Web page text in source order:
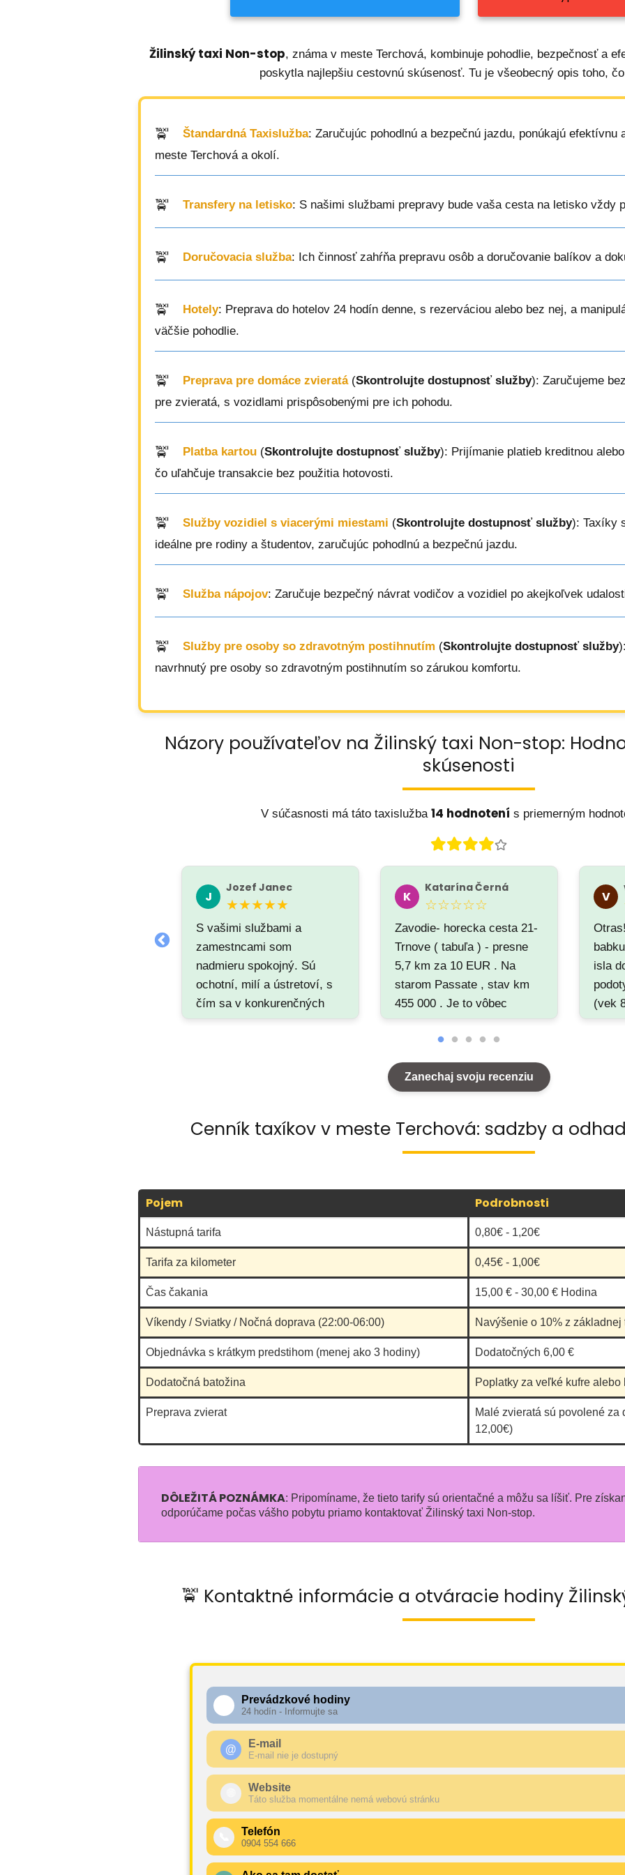
Žilinský taxi Non-stop, známa v meste Terchová, kombinuje pohodlie, bezpečnosť a
poskytla najlepšiu cestovnú skúsenosť. Tu je všeobecný opis toho,
Štandardná Taxislužba: Zaručujúc pohodlnú a bezpečnú jazdu, ponúkajú efektívnu
meste Terchová a okolí.
Transfery na letisko: S našimi službami prepravy bude vaša cesta na letisko vždy
Doručovacia služba: Ich činnosť zahŕňa prepravu osôb a doručovanie balíkov a
Hotely: Preprava do hotelov 24 hodín denne, s rezerváciou alebo bez nej, a
väčšie pohodlie.
Preprava pre domáce zvieratá(Skontrolujte dostupnosť služby): Zaručujeme
pre zvieratá, s vozidlami prispôsobenými pre ich pohodu.
Platba kartou (Skontrolujte dostupnosť služby): Prijímanie platieb kreditnou
čo uľahčuje transakcie bez použitia hotovosti.
Služby vozidiel s viacerými miestami (Skontrolujte dostupnosť služby): Taxíky
ideálne pre rodiny a študentov, zaručujúc pohodlnú a bezpečnú jazdu.
Služba nápojov: Zaručuje bezpečný návrat vodičov a vozidiel po akejkoľvek
Služby pre osoby so zdravotným postihnutím (Skontrolujte dostupnosť služby
navrhnutý pre osoby so zdravotným postihnutím so zárukou komfortu.
Názory používateľov na Žilinský taxi Non-stop:
skúsenosti
V súčasnosti má táto taxislužba 14 hodnotení s priemerným
J
Jozef Janec
★★★★★
S vašimi službami a
zamestncami som
nadmieru spokojný. Sú
ochotní, milí a ústretoví, s
čím sa v konkurenčných
taxislužbach vôbec
K
Katarína Černá
☆☆☆☆☆
Zavodie- horecka cesta 21-
Trnove ( tabuľa ) - presne
5,7 km za 10 EUR . Na
starom Passate , stav km
455 000 . Je to vôbec
legálne ? Naozaj je to cena
taxislužby ??? A to sme
ešte poslušne čakali 3/4
hodinu ...
V
isla
(vek
sa
Zanechaj svoju recenziu
Cenník taxíkov v meste Terchová: sadzby a
Pojem Podrobnosti
Nástupná tarifa 0,80€ - 1,20€
Tarifa za kilometer 0,45€ - 1,00€
Čas čakania 15,00 € - 30,00 € Hodina
Víkendy / Sviatky / Nočná doprava (22:00-06:00) Navýšenie o 10% z základnej
Objednávka s krátkym predstihom (menej ako 3 hodiny) Dodatočných 6,00 €
Dodatočná batožina Poplatky za veľké kufre alebo
Preprava zvierat
Malé zvieratá sú povolené za
12,00€)
DÔLEŽITÁ POZNÁMKA: Pripomíname, že tieto tarify sú orientačné a môžu sa líšiť. Pre
odporúčame počas vášho pobytu priamo kontaktovať Žilinský taxi Non-stop.
🚖 Kontaktné informácie a otváracie hodiny
Prevádzkové hodiny
24 hodín - Informujte sa
@ E-mail
E-mail nie je dostupný
Website
Táto služba momentálne nemá webovú stránku
Telefón
0904 554 666